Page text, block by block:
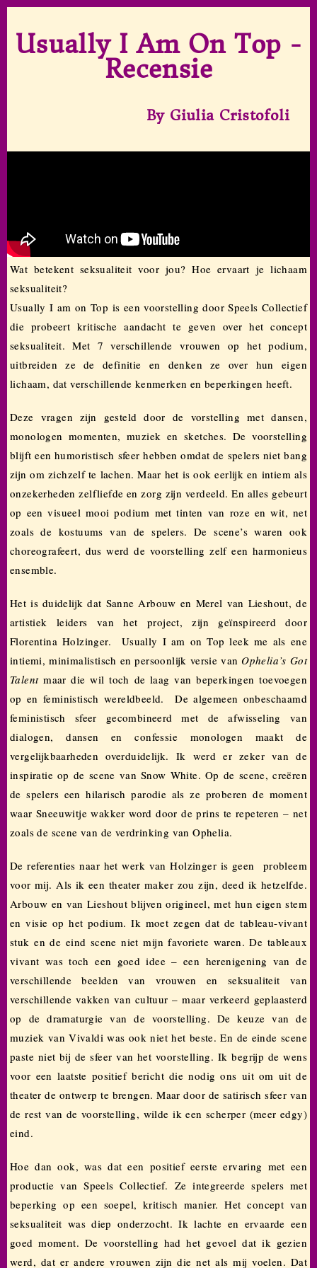
Usually I Am On Top -
Recensie
By Giulia Cristofoli
Wat betekent seksualiteit voor jou? Hoe ervaart je lichaam
seksualiteit?
Usually I am on Top is een voorstelling door Speels Collectief
die probeert kritische aandacht te geven over het concept
seksualiteit. Met 7 verschillende vrouwen op het podium,
uitbreiden ze de definitie en denken ze over hun eigen
lichaam, dat verschillende kenmerken en beperkingen heeft.
Deze vragen zijn gesteld door de vorstelling met dansen,
monologen momenten, muziek en sketches. De voorstelling
blijft een humoristisch sfeer hebben omdat de spelers niet bang
zijn om zichzelf te lachen. Maar het is ook eerlijk en intiem als
onzekerheden zelfliefde en zorg zijn verdeeld. En alles gebeurt
op een visueel mooi podium met tinten van roze en wit, net
zoals de kostuums van de spelers. De scene’s waren ook
choreografeert, dus werd de voorstelling zelf een harmonieus
ensemble.
Het is duidelijk dat Sanne Arbouw en Merel van Lieshout, de
artistiek leiders van het project, zijn geïnspireerd door
Florentina Holzinger. Usually I am on Top leek me als ene
intiemi, minimalistisch en persoonlijk versie van Ophelia’s Got
Talentmaar die wil toch de laag van beperkingen toevoegen
op en feministisch wereldbeeld. De algemeen onbeschaamd
feministisch sfeer gecombineerd met de afwisseling van
dialogen, dansen en confessie monologen maakt de
vergelijkbaarheden overduidelijk. Ik werd er zeker van de
inspiratie op de scene van Snow White. Op de scene, creëren
de spelers een hilarisch parodie als ze proberen de moment
waar Sneeuwitje wakker word door de prins te repeteren – net
zoals de scene van de verdrinking van Ophelia.
De referenties naar het werk van Holzinger is geen probleem
voor mij. Als ik een theater maker zou zijn, deed ik hetzelfde.
Arbouw en van Lieshout blijven origineel, met hun eigen stem
en visie op het podium. Ik moet zegen dat de tableau-vivant
stuk en de eind scene niet mijn favoriete waren. De tableaux
vivant was toch een goed idee – een herenigening van de
verschillende beelden van vrouwen en seksualiteit van
verschillende vakken van cultuur – maar verkeerd geplaasterd
op de dramaturgie van de voorstelling. De keuze van de
muziek van Vivaldi was ook niet het beste. En de einde scene
paste niet bij de sfeer van het voorstelling. Ik begrijp de wens
voor een laatste positief bericht die nodig ons uit om uit de
theater de ontwerp te brengen. Maar door de satirisch sfeer van
de rest van de voorstelling, wilde ik een scherper (meer edgy)
eind.
Hoe dan ook, was dat een positief eerste ervaring met een
productie van Speels Collectief. Ze integreerde spelers met
beperking op een soepel, kritisch manier. Het concept van
seksualiteit was diep onderzocht. Ik lachte en ervaarde een
goed moment. De voorstelling had het gevoel dat ik gezien
werd, dat er andere vrouwen zijn die net als mij voelen. Dat